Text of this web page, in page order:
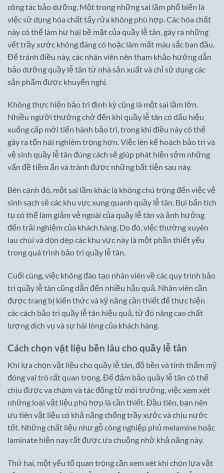
công tác bảo dưỡng. Một trong những sai lầm phổ biến là
việc sử dụng hóa chất tẩy rửa không phù hợp. Các hóa chất
này có thể làm hư hại bề mặt của quầy lễ tân, gây ra những
vết trầy xước không đáng có hoặc làm mất màu sắc ban đầu.
Để tránh điều này, các nhân viên nên tham khảo hướng dẫn
bảo dưỡng quầy lễ tân từ nhà sản xuất và chỉ sử dụng các
sản phẩm được khuyến nghị.
Không thực hiện bảo trì định kỳ cũng là một sai lầm lớn.
Nhiều người thường chờ đến khi quầy lễ tân có dấu hiệu
xuống cấp mới tiến hành bảo trì, trong khi điều này có thể
gây ra tổn hại nghiêm trọng hơn. Việc lên kế hoạch bảo trì và
vệ sinh quầy lễ tân đúng cách sẽ giúp phát hiện sớm những
vấn đề tiềm ẩn và tránh được những bất tiện sau này.
Bên cạnh đó, một sai lầm khác là không chú trọng đến việc vệ
sinh sạch sẽ các khu vực xung quanh quầy lễ tân. Bụi bẩn tích
tụ có thể làm giảm vẻ ngoài của quầy lễ tân và ảnh hưởng
đến trải nghiệm của khách hàng. Do đó, việc thường xuyên
lau chùi và dọn dẹp các khu vực này là một phần thiết yếu
trong quá trình bảo trì quầy lễ tân.
Cuối cùng, việc không đào tạo nhân viên về các quy trình bảo
trì quầy lễ tân cũng dẫn đến nhiều hậu quả. Nhân viên cần
được trang bị kiến thức và kỹ năng cần thiết để thực hiện
các cách bảo trì quầy lễ tân hiệu quả, từ đó nâng cao chất
lượng dịch vụ và sự hài lòng của khách hàng.
Cách chọn vật liệu bền lâu cho quầy lễ tân
Khi lựa chọn vật liệu cho quầy lễ tân, độ bền và tính thẩm mỹ
đóng vai trò rất quan trọng. Để đảm bảo quầy lễ tân có thể
chịu được va chạm và tác động từ môi trường, việc xem xét
những loại vật liệu phù hợp là cần thiết. Đầu tiên, bạn nên
ưu tiên vật liệu có khả năng chống trầy xước và chịu nước
tốt. Những chất liệu như gỗ công nghiệp phủ melamine hoặc
laminate hiện nay rất được ưa chuộng nhờ khả năng này.
Thứ hai, một yếu tố quan trọng cần xem xét khi chọn lựa vật